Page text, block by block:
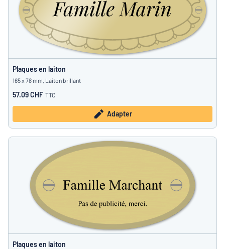
Plaques en laiton
165 x 78 mm, Laiton brillant
57.09 CHF TTC
Adapter
Plaques en laiton